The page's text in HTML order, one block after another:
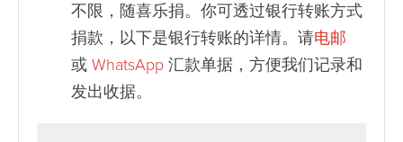
不限，随喜乐捐。你可透过银行转账方式
捐款，以下是银行转账的详情。请电邮
或 WhatsApp 汇款单据，方便我们记录和
发出收据。